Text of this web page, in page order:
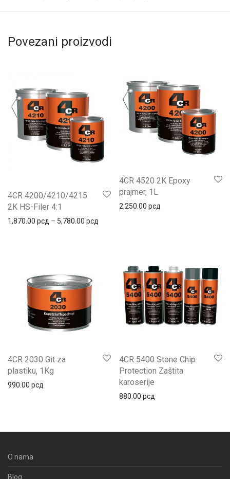
Povezani proizvodi
4CR 4200/4210/4215
2K HS-Filer 4:1
1,870.00 рсд – 5,780.00 рсд
4CR 4520 2K Epoxy
prajmer, 1L
2,250.00 рсд
4CR 2030 Git za
plastiku, 1Kg
990.00 рсд
4CR 5400 Stone Chip
Protection Zaštita
karoserije
880.00 рсд
O nama
Blog